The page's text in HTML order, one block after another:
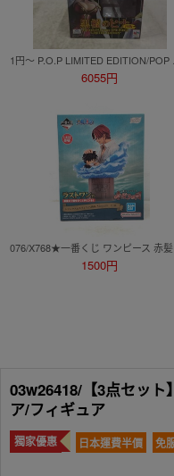
6055円
1500円
03w26418/【3点セッ
ア/フィギュア
獨家優惠 日本運費半價 免